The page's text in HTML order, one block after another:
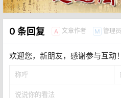
0 条回复 A 文章作者 M 管理员
欢迎您，新朋友，感谢参与互动！